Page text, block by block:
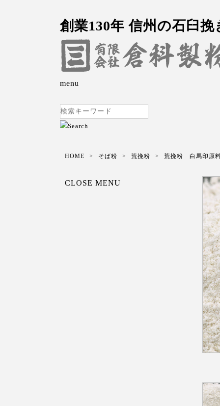
創業130年 信州の石臼
menu
HOME そば粉 荒挽粉 荒挽粉 白馬印原
CLOSE MENU